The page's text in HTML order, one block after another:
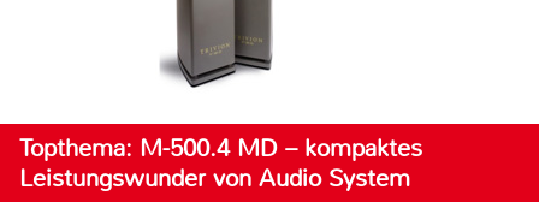
Topthema: M-500.4 MD – kompaktes
Leistungswunder von Audio System